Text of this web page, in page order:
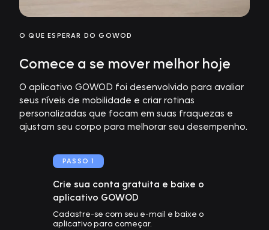
O QUE ESPERAR DO GOWOD
Comece a se mover melhor hoje
O aplicativo GOWOD foi desenvolvido para avaliar
seus níveis de mobilidade e criar rotinas
personalizadas que focam em suas fraquezas e
ajustam seu corpo para melhorar seu desempenho.
PASSO 1
Crie sua conta gratuita e baixe o
aplicativo GOWOD
Cadastre-se com seu e-mail e baixe o
aplicativo para começar.